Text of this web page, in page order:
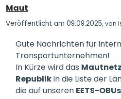
Maut
Veröffentlicht am 09.09.2025, von
Gute Nachrichten für
Transportunternehmen!
In Kürze wird das
Republikin die Liste der
die auf unseren EETS-OBUs